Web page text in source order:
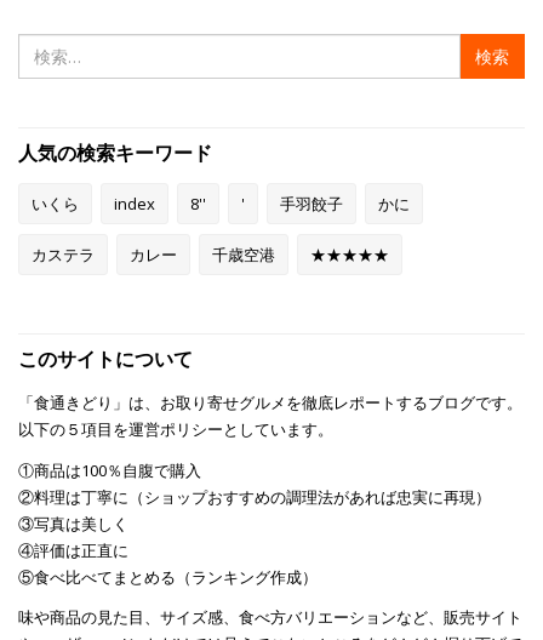
索:
人気の検索キーワード
いくら index 8'' ' 手羽餃子 かに
カステラ カレー 千歳空港 ★★★★★
このサイトについて
「食通きどり」は、お取り寄せグルメを徹底レポートするブログです。
以下の５項目を運営ポリシーとしています。
①商品は100％自腹で購入
②料理は丁寧に（ショップおすすめの調理法があれば忠実に再現）
③写真は美しく
④評価は正直に
⑤食べ比べてまとめる（ランキング作成）
味や商品の見た目、サイズ感、食べ方バリエーションなど、販売サイト